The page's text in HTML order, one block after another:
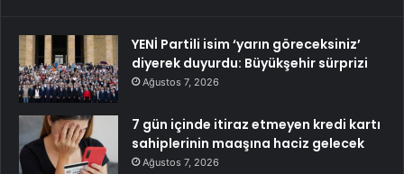
YENİ Partili isim ‘yarın göreceksiniz’
diyerek duyurdu: Büyükşehir sürprizi
Ağustos 7, 2026
7 gün içinde itiraz etmeyen kredi kartı
sahiplerinin maaşına haciz gelecek
Ağustos 7, 2026